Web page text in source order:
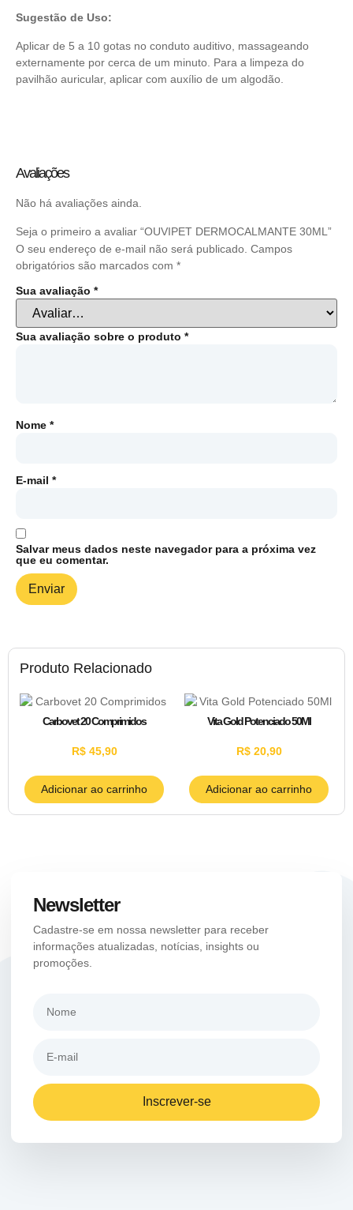
Produto Relacionado
Carbovet 20 Comprimidos
R$45,90
Adicionar ao carrinho
Vita Gold Potenciado 50Ml
R$20,90
Adicionar ao carrinho
Sugestão de Uso:
Aplicar de 5 a 10 gotas no conduto auditivo, massageando
externamente por cerca de um minuto. Para a limpeza do
pavilhão auricular, aplicar com auxílio de um algodão.
Avaliações
Não há avaliações ainda.
Seja o primeiro a avaliar “OUVIPET DERMOCALMANTE 30ML”
O seu endereço de e-mail não será publicado. Campos
obrigatórios são marcados com *
Sua avaliação *
Sua avaliação sobre o produto *
Nome *
E-mail *
Salvar meus dados neste navegador para a próxima vez
que eu comentar.
Newsletter
Cadastre-se em nossa newsletter para receber
informações atualizadas, notícias, insights ou
promoções.
Inscrever-se